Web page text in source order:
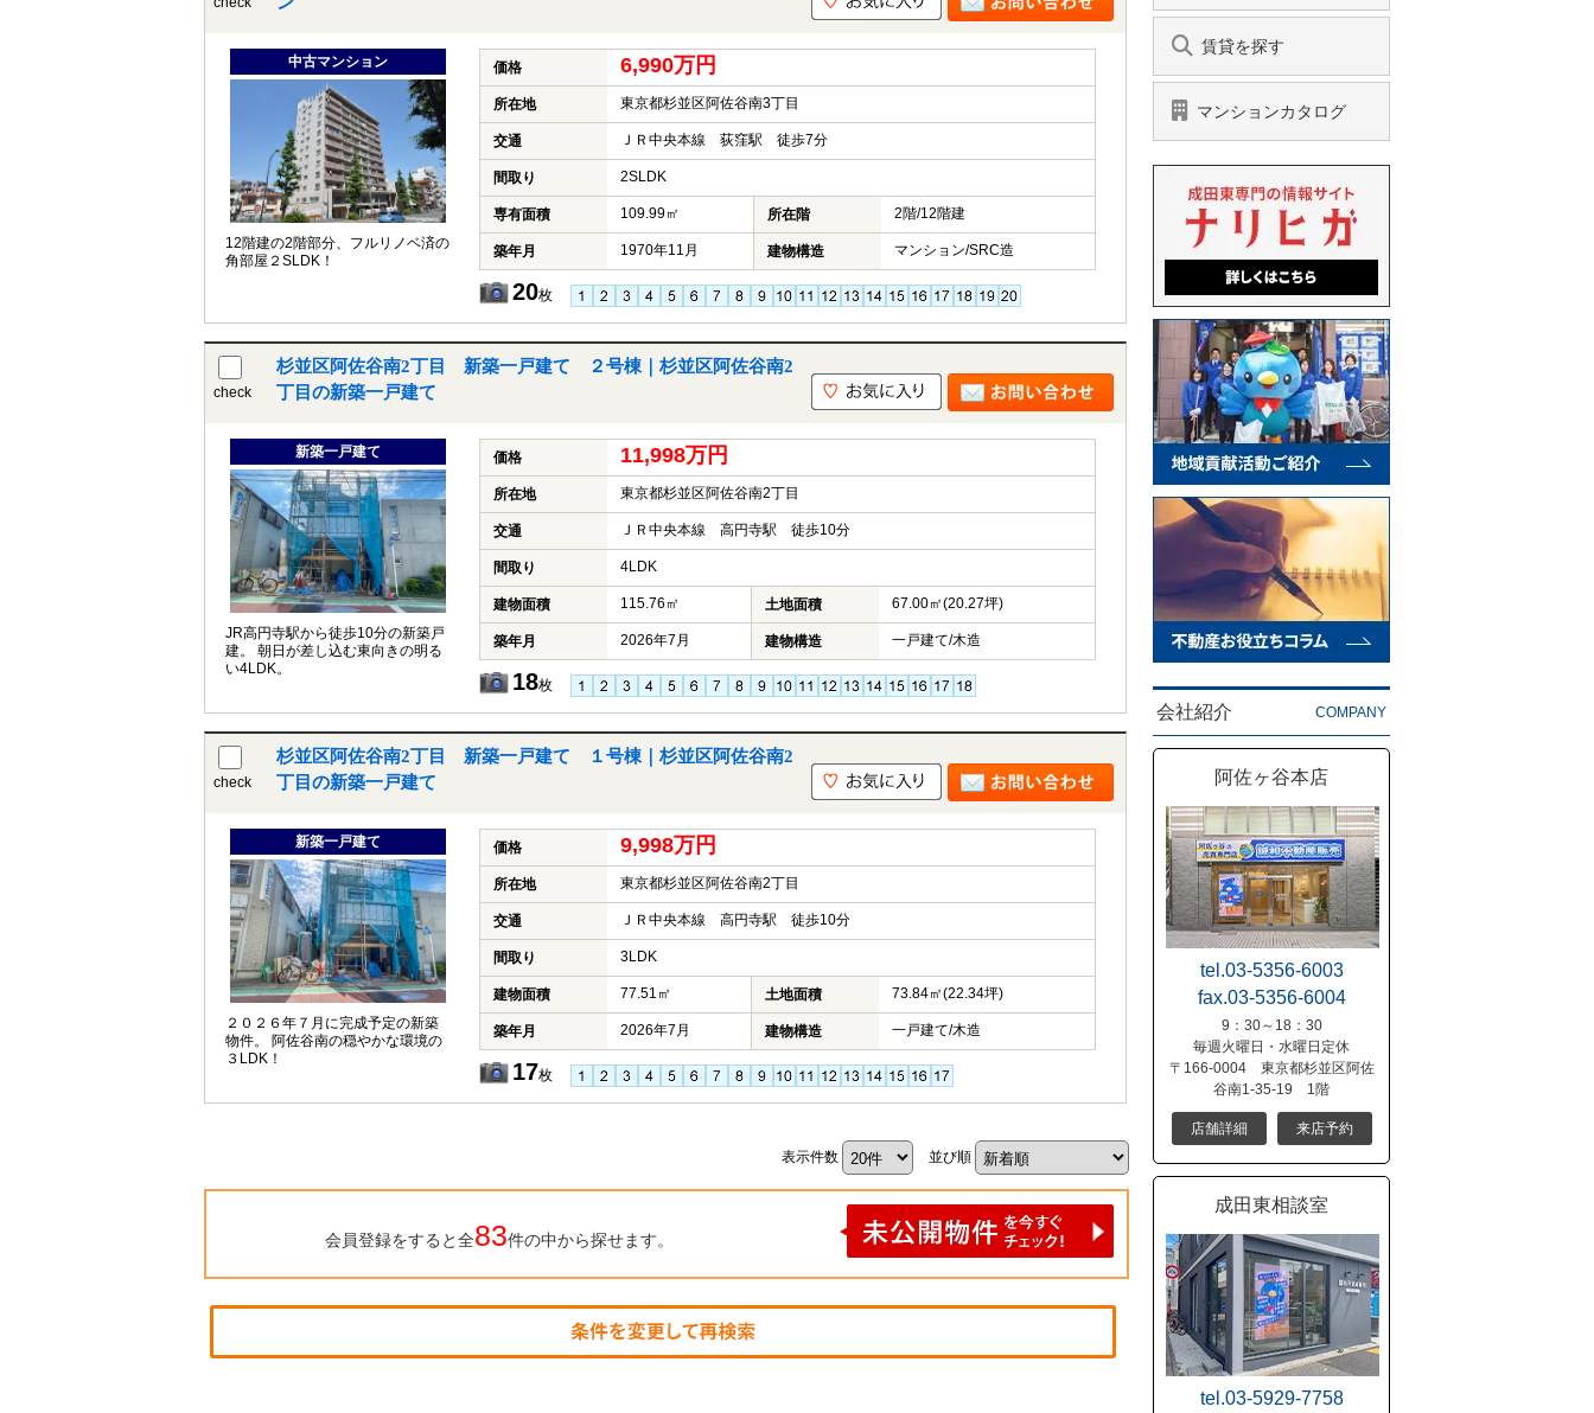
中古マンション
12階建の2階部分、フルリノベ済の
角部屋２SLDK！
価格 6,990万円
所在地 東京都杉並区阿佐谷南3丁目
交通 ＪＲ中央本線 荻窪駅 徒歩7分
間取り 2SLDK
専有面積 109.99㎡ 所在階 2階/12階建
築年月 1970年11月 建物構造 マンション/SRC造
20枚
check
杉並区阿佐谷南2丁目 新築一戸建て ２号棟｜杉並区阿佐谷南2
丁目の新築一戸建て
新築一戸建て
JR高円寺駅から徒歩10分の新築戸
建。 朝日が差し込む東向きの明る
い4LDK。
価格 11,998万円
所在地 東京都杉並区阿佐谷南2丁目
交通 ＪＲ中央本線 高円寺駅 徒歩10分
間取り 4LDK
建物面積 115.76㎡ 土地面積 67.00㎡(20.27坪)
築年月 2026年7月 建物構造 一戸建て/木造
18枚
check
杉並区阿佐谷南2丁目 新築一戸建て １号棟｜杉並区阿佐谷南2
丁目の新築一戸建て
新築一戸建て
２０２６年７月に完成予定の新築
物件。 阿佐谷南の穏やかな環境の
３LDK！
価格 9,998万円
所在地 東京都杉並区阿佐谷南2丁目
交通 ＪＲ中央本線 高円寺駅 徒歩10分
間取り 3LDK
建物面積 77.51㎡ 土地面積 73.84㎡(22.34坪)
築年月 2026年7月 建物構造 一戸建て/木造
17枚
表示件数 並び順
会員登録をすると全83件の中から探せます。
賃貸を探す
マンションカタログ
会社紹介 COMPANY
阿佐ヶ谷本店
tel.03-5356-6003
fax.03-5356-6004
9：30～18：30
毎週火曜日・水曜日定休
〒166-0004 東京都杉並区阿佐
谷南1-35-19 1階
店舗詳細 来店予約
成田東相談室
tel.03-5929-7758